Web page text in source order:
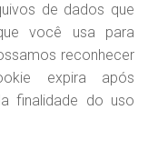
de dados que
você usa para
reconhecer
expira após
finalidade do uso